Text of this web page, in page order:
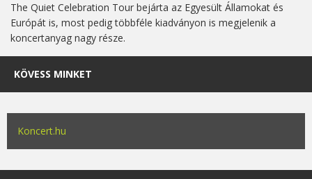
The Quiet Celebration Tour bejárta az Egyesült Államokat és
Európát is, most pedig többféle kiadványon is megjelenik a
koncertanyag nagy része.
KÖVESS MINKET
Koncert.hu